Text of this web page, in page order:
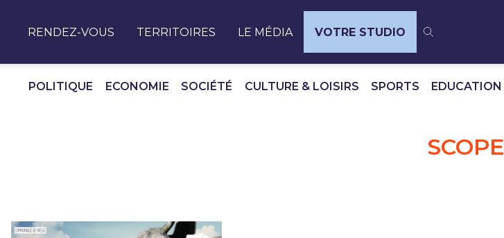
RENDEZ-VOUS TERRITOIRES LE MÉDIA VOTRE STUDIO
POLITIQUE ECONOMIE SOCIÉTÉ CULTURE & LOISIRS SPORTS EDUCATION
SCOPE